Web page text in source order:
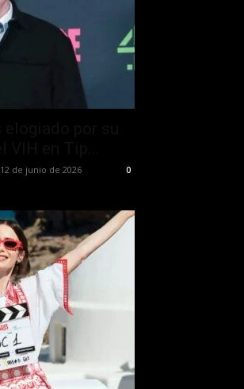
12 de junio de 2026 0